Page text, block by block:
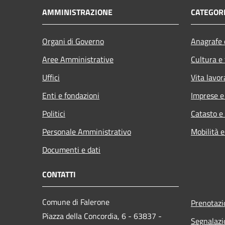
AMMINISTRAZIONE
Organi di Governo
Aree Amministrative
Uffici
Enti e fondazioni
Politici
Personale Amministrativo
Documenti e dati
Cultura
Vita
Imprese
Catasto
Mobilità
CONTATTI
Comune di Falerone
Piazza della Concordia, 6 - 63837 -